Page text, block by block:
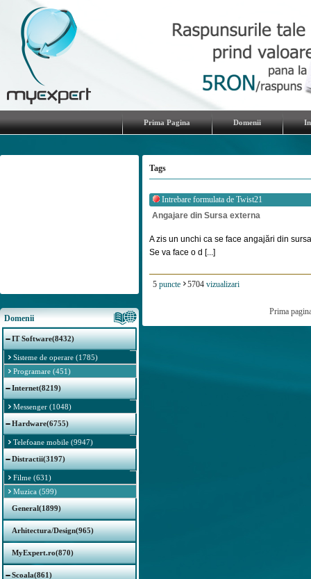
Prima Pagina Domenii
Domenii
IT Software(8432)
Sisteme de operare (1785)
Programare (451)
Internet(8219)
Messenger (1048)
Hardware(6755)
Telefoane mobile (9947)
Distractii(3197)
Filme (631)
Muzica (599)
General(1899)
Arhitectura/Design(965)
MyExpert.ro(870)
Scoala(861)
Tags
Intrebare formulata de Twist21
Angajare din Sursa externa
A zis un unchi ca se face angajări din
Se va face o d [...]
5 puncte 5704 vizualizari
Prima